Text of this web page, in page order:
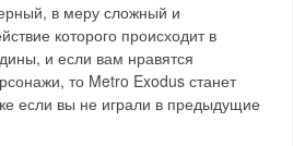
в меру сложный и
которого происходит в
и если вам нравятся
то Metro Exodus станет
если вы не играли в предыдущие